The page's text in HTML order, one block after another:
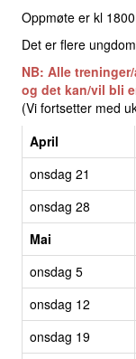
Oppmøte er kl
Det er flere
NB: Alle
og det kan/vil bli
(Vi fortsetter med
April
onsdag 21
onsdag 28
Mai
onsdag 5
onsdag 12
onsdag 19